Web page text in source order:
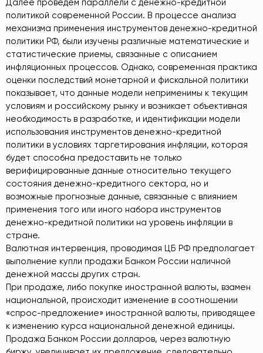
Далее проведем параллели с денежно-кредитной
политикой современной России. В процессе анализа
механизма применения инструментов денежно-кредитной
политики РФ, были изучены различные математические и
статистические приемы, связанные с описанием
инфляционных процессов. Однако, современная практика
оценки последствий монетарной и фискальной политики
показывает, что данные модели неприменимы к текущим
условиям и российскому рынку и возникает объективная
необходимость в разработке, и идентификации модели
использования инструментов денежно-кредитной
политики в условиях таргетирования инфляции, которая
будет способна предоставить не только
верифицированные данные относительно текущего
состояния денежно-кредитного сектора, но и
возможные прогнозные данные, связанные с влиянием
применения того или иного набора инструментов
денежно-кредитной политики на уровень инфляции в
стране.
Валютная интервенция, проводимая ЦБ РФ предполагает
выполнение купли продажи Банком России наличной
денежной массы других стран.
При продаже, либо покупке иностранной валюты, взамен
национальной, происходит изменение в соотношении
«спрос-предложение» иностранной валюты, приводящее
к изменению курса национальной денежной единицы.
Продажа Банком России долларов, через валютную